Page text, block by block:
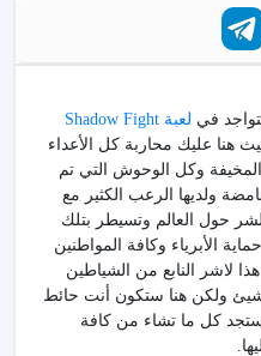
في لعبة Shadow Fight
عليك محاربة كل الأعداء
وكل الوحوش التي تم
ولديها الرعب الكثير مع
حول العالم وتسيطر بتلك
الأبرياء وكافة المواطنين
لاشر النابع من الشياطين
شيئ ولكن هنا ستكون أنت حائط
كل ما تشاء من كافة